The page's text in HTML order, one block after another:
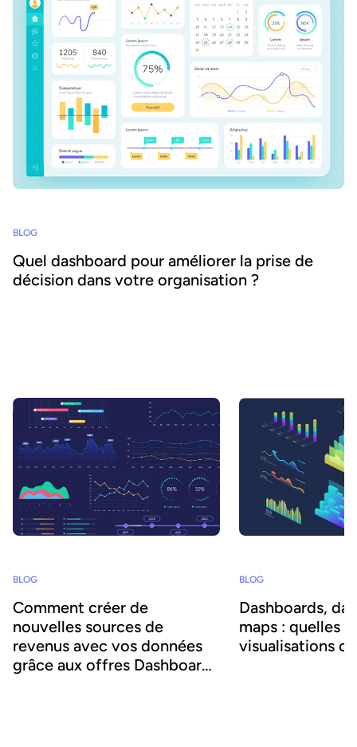
BLOG
Quel dashboard pour améliorer la prise de
décision dans votre organisation ?
BLOG
Comment créer de
nouvelles sources de
revenus avec vos données
grâce aux offres Dashboards
BLOG
Dashboards,
maps : quelles
visualisations